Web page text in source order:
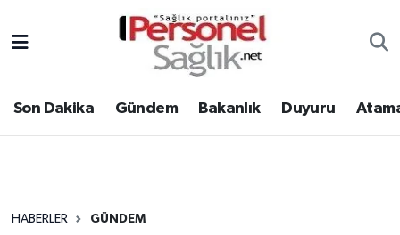
Son Dakika Gündem Bakanlık Duyuru
HABERLER GÜNDEM
Gündem
Nöbetçi Eczaneler
Hava Durumu